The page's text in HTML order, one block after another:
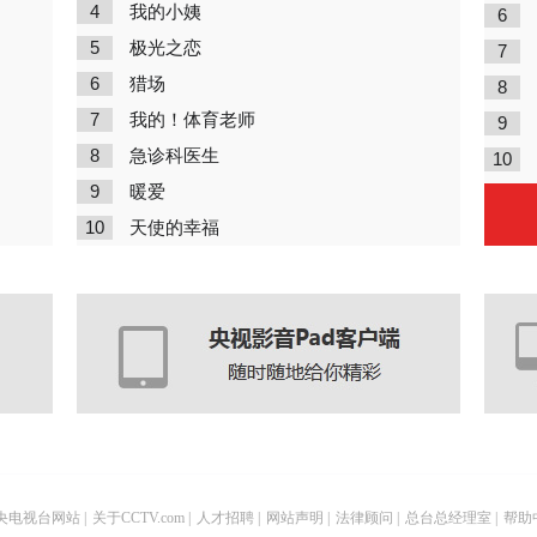
4 我的小姨
5 极光之恋
6 猎场
7 我的！体育老师
8 急诊科医生
9 暖爱
10 天使的幸福
6
7
8
9
10
电视台网站 关于CCTV.com 人才招聘 网站声明 法律顾问 总台总经理室 帮助